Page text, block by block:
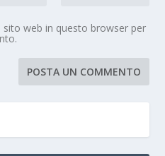
web in questo browser per